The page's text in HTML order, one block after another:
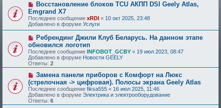
Восстановление блоков TCU АКПП DSI Geely Atlas,
Emgrand X7
Последнее сообщение xRDI « 10 окт 2025, 23:48
Добавлено в форуме Услуги
Ребрендинг Джили Клуб Беларусь. На данном этапе
обновился логотип
Последнее сообщение INFOBOT_GCBY « 19 июл 2023, 08:47
Добавлено в форуме Новости GEELY
Ответы: 2
Замена панели приборов с Комфорт на Люкс
(стрелочная -> цифровая). Полосы экрана Geely Atlas
Последнее сообщение fiksa555 « 16 июл 2025, 11:46
Добавлено в форуме Электрика и электрооборудование
Ответы: 6